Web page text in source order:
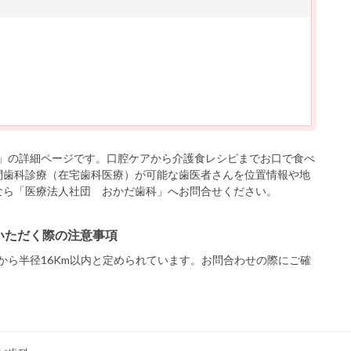
詳細ページです。口腔ケアから介護食レシピまでお口で食べ
科診療（在宅歯科医療）が可能な歯医者さんを位置情報や地
「医療法人社団 おかだ歯科」へお問合せください。
だく際の注意事項
半径16Km以内と定められています。お問合わせの際にご確